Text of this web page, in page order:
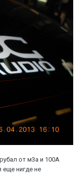
от м3а и 100А
еще нигде не